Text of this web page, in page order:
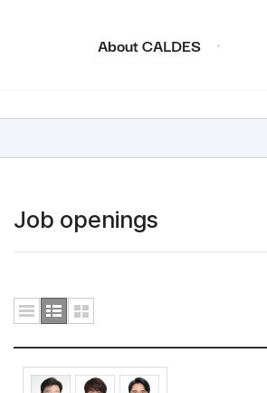
About CALDES
Job openings